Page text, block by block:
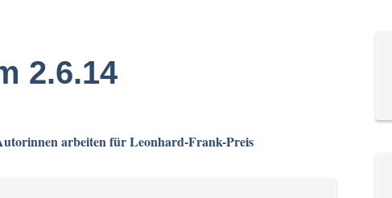
2.6.14
arbeiten für Leonhard-Frank-Preis